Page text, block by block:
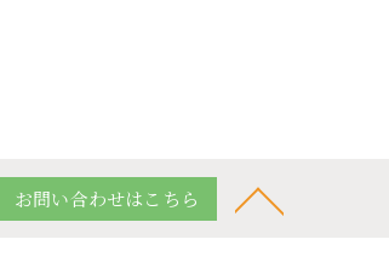
お問い合わせはこちら